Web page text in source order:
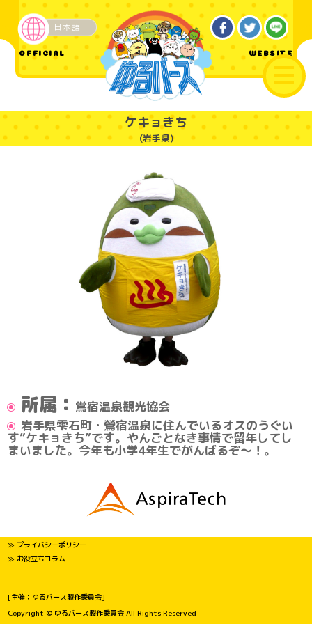
OFFICIAL WEBSITE
日本語
ご当地
ケキョきち
(岩手県)
所属： 鴬宿温泉観光協会
岩手県雫石町・鶯宿温泉に住んでいるオスのうぐい
す”ケキョきち”です。やんごとなき事情で留年してし
まいました。今年も小学4年生でがんばるぞ～！。
≫ プライバシーポリシー
≫ お役立ちコラム
[主催：ゆるバース製作委員会]
Copyright © ゆるバース製作委員会 All Rights Reserved